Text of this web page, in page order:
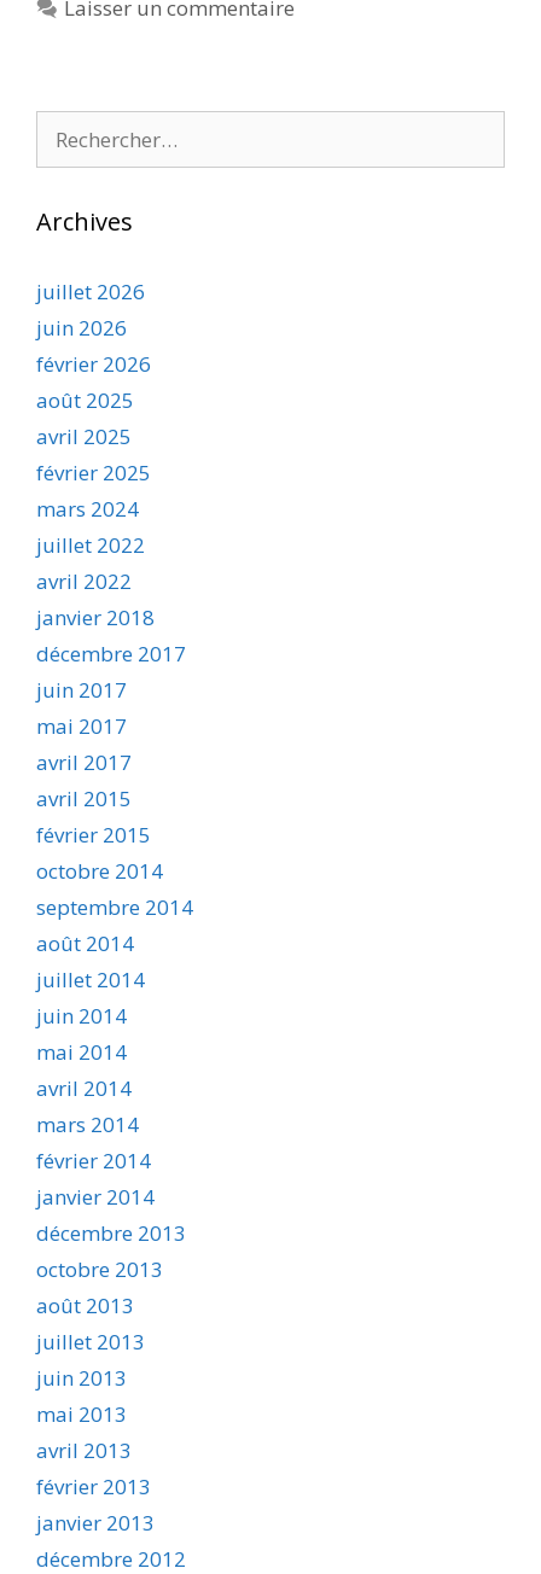
Laisser un commentaire
Archives
juillet 2026
juin 2026
février 2026
août 2025
avril 2025
février 2025
mars 2024
juillet 2022
avril 2022
janvier 2018
décembre 2017
juin 2017
mai 2017
avril 2017
avril 2015
février 2015
octobre 2014
septembre 2014
août 2014
juillet 2014
juin 2014
mai 2014
avril 2014
mars 2014
février 2014
janvier 2014
décembre 2013
octobre 2013
août 2013
juillet 2013
juin 2013
mai 2013
avril 2013
février 2013
janvier 2013
décembre 2012